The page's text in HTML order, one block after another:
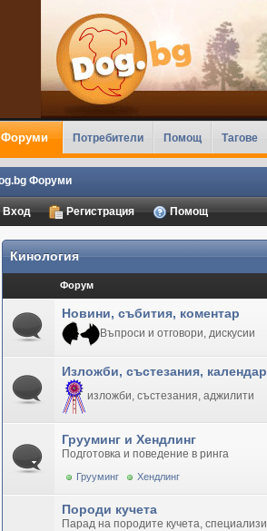
Форуми Потребители Помощ Тагове
Форуми
Вход Регистрация Помощ
Кинология
Форум
Новини, събития, коментар
Въпроси и отговори, дискусии
Изложби, състезания, календар
изложби, състезания, аджилити
Грууминг и Хендлинг
Подготовка и поведение в ринга
Грууминг Хендлинг
Породи кучета
Парад на породите кучета,